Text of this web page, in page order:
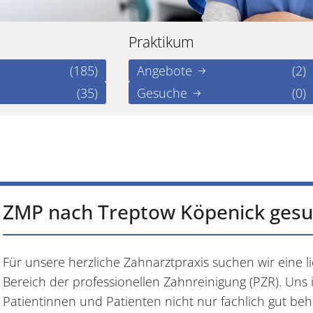
(185)
(35)
Praktikum
Angebote
(2)
Gesuche
(0)
ZMP nach Treptow Köpenick
Für unsere herzliche Zahnarztpraxis suchen wir
Bereich der professionellen Zahnreinigung (PZR).
Patientinnen und Patienten nicht nur fachlich gut